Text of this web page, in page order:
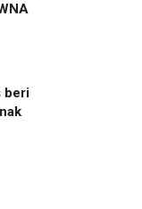
beri